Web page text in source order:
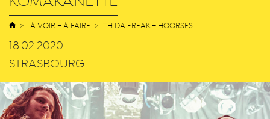
À VOIR – À FAIRE TH DA FREAK + HOORSES
18.02.2020
STRASBOURG